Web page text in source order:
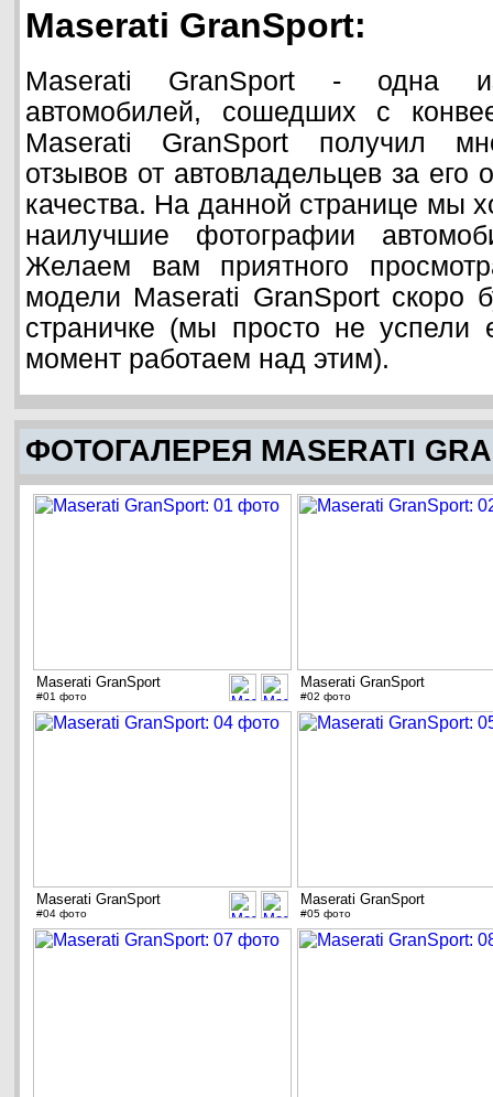
Maserati GranSport:
Maserati GranSport - одна
автомобилей, сошедших с
Maserati GranSport получил
отзывов от автовладельцев за его
качества. На данной странице мы
наилучшие фотографии
Желаем вам приятного
модели Maserati GranSport скоро
страничке (мы просто не успели
момент работаем над этим).
ФОТОГАЛЕРЕЯ MASERATI
Maserati GranSport
#01 фото
Maserati GranSport
#02 фото
Maserati GranSport
#04 фото
Maserati GranSport
#05 фото